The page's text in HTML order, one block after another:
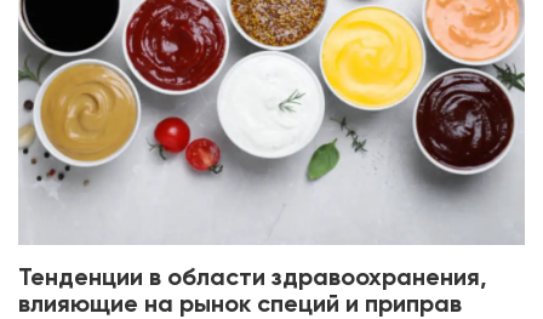
Тенденции в области здравоохранения,
влияющие на рынок специй и приправ